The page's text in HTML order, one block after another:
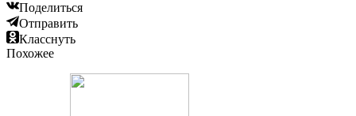
Поделиться
Отправить
Класснуть
Похожее